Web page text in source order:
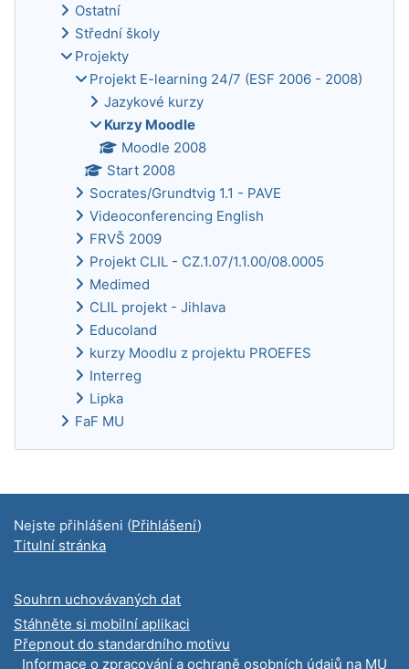
Ostatní
Střední školy
Projekty
Projekt E-learning 24/7 (ESF 2006 - 2008)
Jazykové kurzy
Kurzy Moodle
Moodle 2008
Start 2008
Socrates/Grundtvig 1.1 - PAVE
Videoconferencing English
FRVŠ 2009
Projekt CLIL - CZ.1.07/1.1.00/08.0005
Medimed
CLIL projekt - Jihlava
Educoland
kurzy Moodlu z projektu PROEFES
Interreg
Lipka
FaF MU
Doplňkové bloky
Nejste přihlášeni (Přihlášení)
Titulní stránka
Souhrn uchovávaných dat
Stáhněte si mobilní aplikaci
Přepnout do standardního motivu
Informace o zpracování a ochraně osobních údajů na MU